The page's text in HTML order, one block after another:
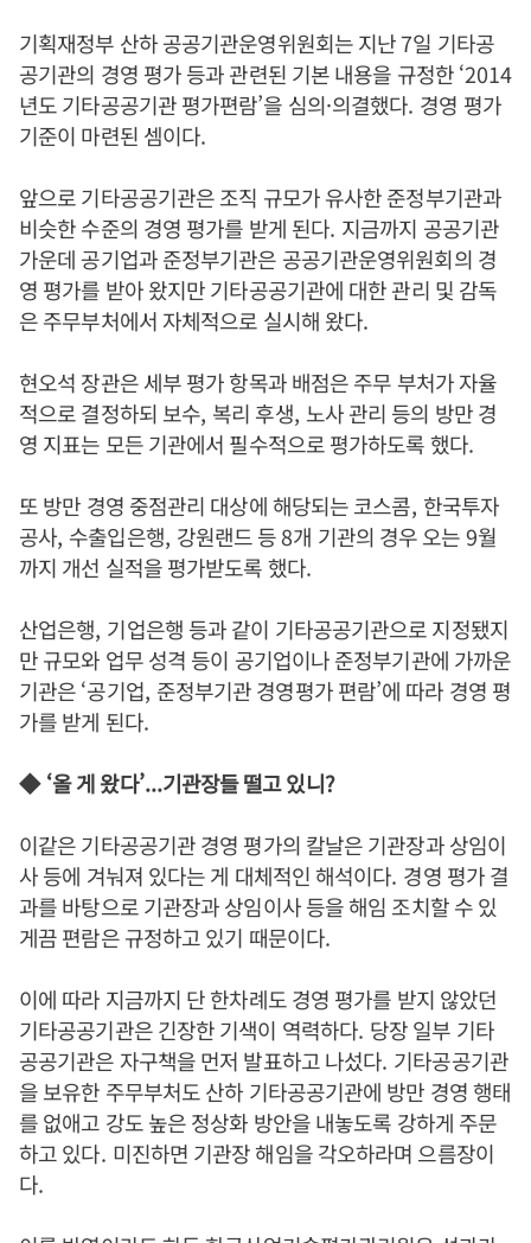
기획재정부 산하 공공기관운영위원회는 지난7일 기타공
공기관의 경영 평가 등과 관련된 기본 내용을 규정한‘2014
년도 기타공공기관 평가편람’을 심의·의결했다. 경영 평가
기준이 마련된 셈이다.
앞으로 기타공공기관은 조직 규모가 유사한 준정부기관과
비슷한 수준의 경영 평가를 받게 된다. 지금까지 공공기관
가운데 공기업과 준정부기관은 공공기관운영위원회의 경
영 평가를 받아 왔지만 기타공공기관에 대한 관리 및 감독
은 주무부처에서 자체적으로 실시해 왔다.
현오석 장관은 세부 평가 항목과 배점은 주무 부처가 자율
적으로 결정하되 보수, 복리 후생, 노사 관리 등의 방만 경
영 지표는 모든 기관에서 필수적으로 평가하도록 했다.
또 방만 경영 중점관리 대상에 해당되는 코스콤, 한국투자
공사, 수출입은행, 강원랜드 등8개 기관의 경우 오는9월
까지 개선 실적을 평가받도록 했다.
산업은행, 기업은행 등과 같이 기타공공기관으로 지정됐지
만 규모와 업무 성격 등이 공기업이나 준정부기관에 가까운
기관은‘공기업, 준정부기관 경영평가 편람’에 따라 경영 평
가를 받게 된다.
◆‘올 게 왔다’...기관장들 떨고 있니?
이같은 기타공공기관 경영 평가의 칼날은 기관장과 상임이
사 등에 겨눠져 있다는 게 대체적인 해석이다. 경영 평가 결
과를 바탕으로 기관장과 상임이사 등을 해임 조치할 수 있
게끔 편람은 규정하고 있기 때문이다.
이에 따라 지금까지 단 한차례도 경영 평가를 받지 않았던
기타공공기관은 긴장한 기색이 역력하다. 당장 일부 기타
공공기관은 자구책을 먼저 발표하고 나섰다. 기타공공기관
을 보유한 주무부처도 산하 기타공공기관에 방만 경영 행태
를 없애고 강도 높은 정상화 방안을 내놓도록 강하게 주문
하고 있다. 미진하면 기관장 해임을 각오하라며 으름장이
다.